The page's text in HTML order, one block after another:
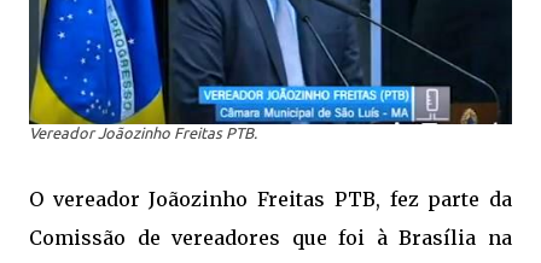
Vereador Joãozinho Freitas PTB.
O vereador Joãozinho Freitas PTB, fez parte da
Comissão de vereadores que foi à Brasília na